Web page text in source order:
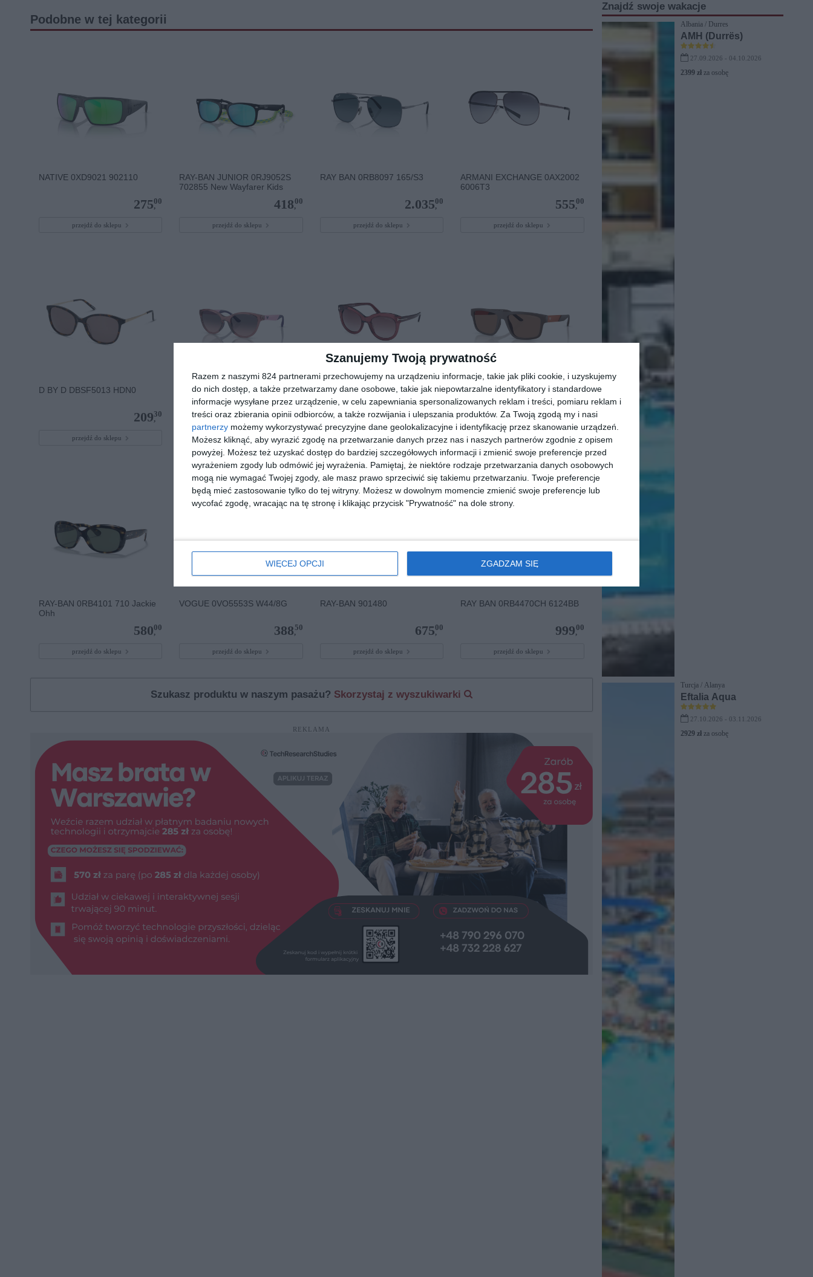
Szanujemy Twoją prywatność
Razem z naszymi 824 partnerami przechowujemy na urządzeniu informacje, takie jak pliki cookie, i uzyskujemy
do nich dostęp, a także przetwarzamy dane osobowe, takie jak niepowtarzalne identyfikatory i standardowe
informacje wysyłane przez urządzenie, w celu zapewniania spersonalizowanych reklam i treści, pomiaru reklam i
treści oraz zbierania opinii odbiorców, a także rozwijania i ulepszania produktów. Za Twoją zgodą my i nasi
partnerzy możemy wykorzystywać precyzyjne dane geolokalizacyjne i identyfikację przez skanowanie urządzeń.
Możesz kliknąć, aby wyrazić zgodę na przetwarzanie danych przez nas i naszych partnerów zgodnie z opisem
powyżej. Możesz też uzyskać dostęp do bardziej szczegółowych informacji i zmienić swoje preferencje przed
wyrażeniem zgody lub odmówić jej wyrażenia.
Pamiętaj, że niektóre rodzaje przetwarzania danych osobowych
mogą nie wymagać Twojej zgody, ale masz prawo sprzeciwić się takiemu przetwarzaniu. Twoje preferencje
będą mieć zastosowanie tylko do tej witryny. Możesz w dowolnym momencie zmienić swoje preferencje lub
wycofać zgodę, wracając na tę stronę i klikając przycisk "Prywatność" na dole strony.
WIĘCEJ OPCJI ZGADZAM SIĘ
Podobne w tej kategorii
NATIVE 0XD9021 902110
275,
00
przejdź do sklepu
RAY-BAN JUNIOR 0RJ9052S
702855 New Wayfarer Kids
418,
00
przejdź do sklepu
RAY BAN 0RB8097 165/S3
2.035,
00
przejdź do sklepu
ARMANI EXCHANGE 0AX2002
6006T3
555,
00
przejdź do sklepu
D BY D DBSF5013 HDN0
209,
30
przejdź do sklepu
EMPORIO ARMANI 0EK4003
537646
359,
00
przejdź do sklepu
TOM FORD FT1189 69T
1.605,
00
przejdź do sklepu
EMPORIO ARMANI 0EA4244U
624373
433 30
przejdź do sklepu
RAY-BAN 0RB4101 710 Jackie
Ohh
580,
00
przejdź do sklepu
VOGUE 0VO5553S W44/8G
388,
50
przejdź do sklepu
RAY-BAN 901480
675,
00
przejdź do sklepu
RAY BAN 0RB4470CH 6124BB
999,
00
przejdź do sklepu
Szukasz produktu w naszym pasażu? Skorzystaj z wyszukiwarki
REKLAMA
Znajdź swoje wakacje
Albania / Durres
AMH (Durrës)
27.09.2026 - 04.10.2026
2399 zł za osobę
Turcja / Alanya
Eftalia Aqua
27.10.2026 - 03.11.2026
2929 zł za osobę